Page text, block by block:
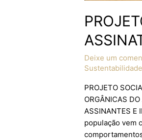
Deixe um
Sustentabilidade
PROJETO
ORGÂNICAS
ASSINANTES E
população vem